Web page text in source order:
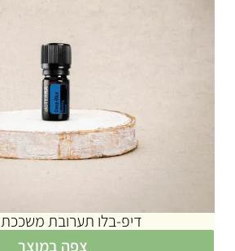
דיפ-בלו תערובת משככת 5 מ"ל
צפה במוצר